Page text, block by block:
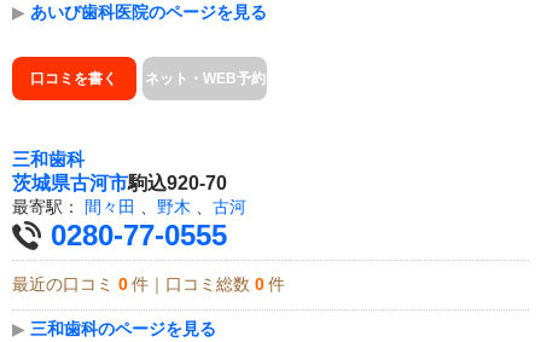
▶ あいび歯科医院のページを見る
口コミを書く ネット・WEB予約
三和歯科
茨城県古河市駒込920-70
最寄駅： 間々田 野木 古河
0280-77-0555
最近の口コミ 0 件｜口コミ総数 0 件
▶ 三和歯科のページを見る